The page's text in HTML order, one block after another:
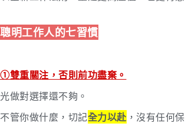
聰明工作人的七習慣
①雙重關注，否則前功盡棄。
光做對選擇還不夠。
不管你做什麼，切記全力以赴，沒有任何